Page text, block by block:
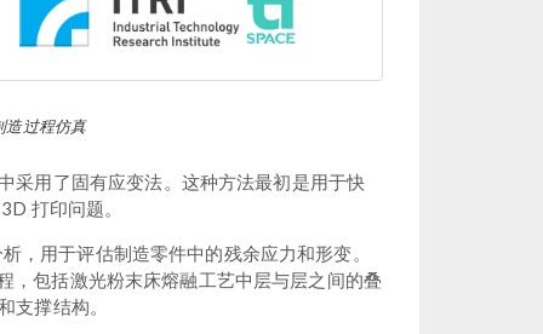
造过程仿真
采用了固有应变法。这种方法最初是用于快
打印问题。
，用于评估制造零件中的残余应力和形变。
包括激光粉末床熔融工艺中层与层之间的叠
支撑结构。